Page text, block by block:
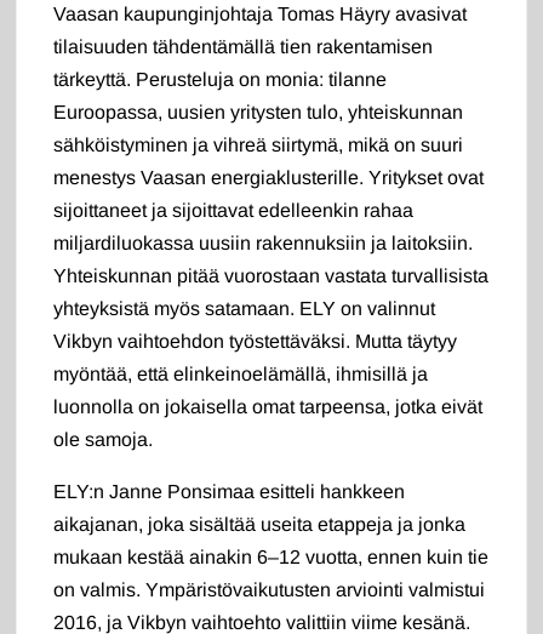
Vaasan kaupunginjohtaja Tomas Häyry avasivat
tilaisuuden tähdentämällä tien rakentamisen
tärkeyttä. Perusteluja on monia: tilanne
Euroopassa, uusien yritysten tulo, yhteiskunnan
sähköistyminen ja vihreä siirtymä, mikä on suuri
menestys Vaasan energiaklusterille. Yritykset ovat
sijoittaneet ja sijoittavat edelleenkin rahaa
miljardiluokassa uusiin rakennuksiin ja laitoksiin.
Yhteiskunnan pitää vuorostaan vastata turvallisista
yhteyksistä myös satamaan. ELY on valinnut
Vikbyn vaihtoehdon työstettäväksi. Mutta täytyy
myöntää, että elinkeinoelämällä, ihmisillä ja
luonnolla on jokaisella omat tarpeensa, jotka eivät
ole samoja.
ELY:n Janne Ponsimaa esitteli hankkeen
aikajanan, joka sisältää useita etappeja ja jonka
mukaan kestää ainakin 6–12 vuotta, ennen kuin tie
on valmis. Ympäristövaikutusten arviointi valmistui
2016, ja Vikbyn vaihtoehto valittiin viime kesänä.